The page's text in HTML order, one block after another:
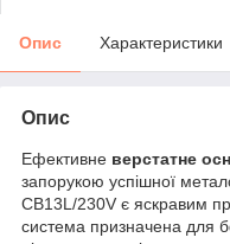
Опис Характеристики
Опис
Ефективне верстатне
запорукою успішної
CB13L/230V є яскравим
система призначена для